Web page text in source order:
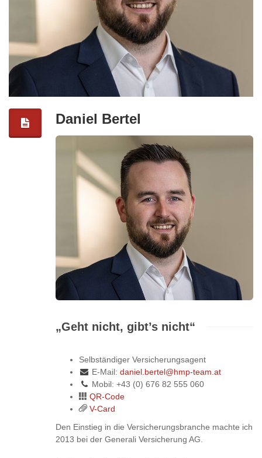
Daniel Bertel
„Geht nicht, gibt’s nicht“
Selbständiger Versicherungsagent
E-Mail: daniel.bertel@hmp-team.at
Mobil: +43 (0) 676 82 555 060
QR-Code
V-Card
Den Einstieg in die Versicherungsbranche machte ich
2013 bei der Generali Versicherung AG.